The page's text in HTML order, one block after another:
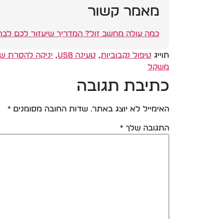
מאמר קשור
כמה עולה מחשב זול? המדריך שיעזור לכם
תוייג טיפול נקבוביות, טעינה USB , יניקה להסרת
משקל
כתיבת תגובה
האימייל לא יוצג באתר. שדות החובה מסומנים *
התגובה שלך *